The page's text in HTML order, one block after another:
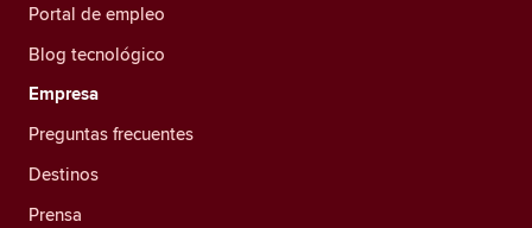
Portal de empleo
Blog tecnológico
Empresa
Preguntas frecuentes
Destinos
Prensa